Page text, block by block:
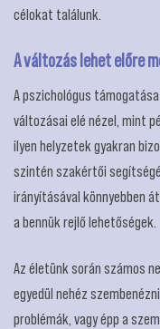
célokat találunk.
A változás lehet előre
A pszichológus
változásai elé nézel, mint
ilyen helyzetek gyakran
szintén szakértői
irányításával könnyebben
a bennük rejlő lehetőségek.
Az életünk során számos
egyedül nehéz
problémák, vagy épp a